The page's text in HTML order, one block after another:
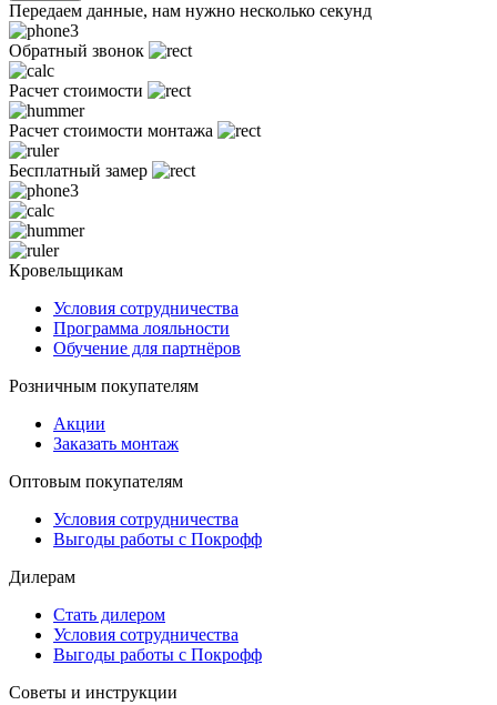
Передаем данные, нам нужно несколько секунд
Обратный звонок
Расчет стоимости
Расчет стоимости монтажа
Бесплатный замер
Кровельщикам
Условия сотрудничества
Программа лояльности
Обучение для партнёров
Розничным покупателям
Акции
Заказать монтаж
Оптовым покупателям
Условия сотрудничества
Выгоды работы с Покрофф
Дилерам
Стать дилером
Условия сотрудничества
Выгоды работы с Покрофф
Советы и инструкции